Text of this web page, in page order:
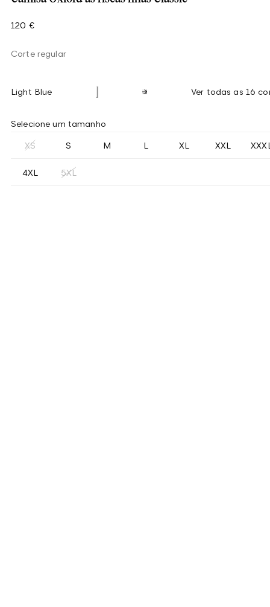
120 €
Corte regular
Light Blue Ver todas as 16
Selecione um tamanho
XS S M L XL XXL
4XL 5XL